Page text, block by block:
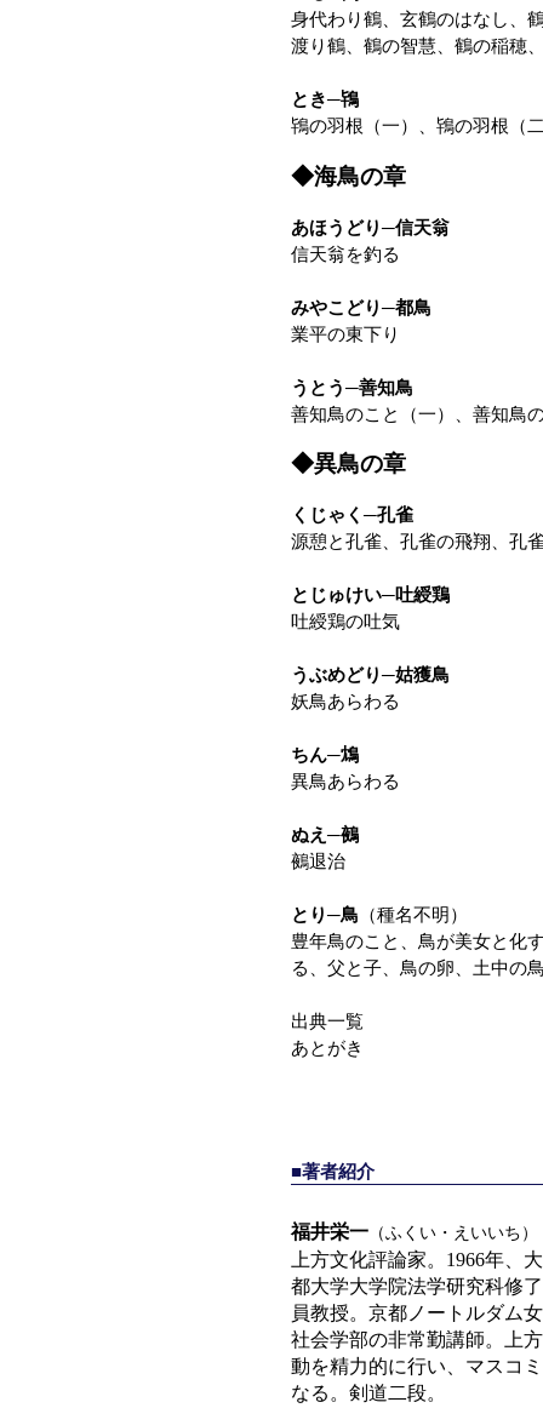
身代わり鶴、玄鶴のはなし、
渡り鶴、鶴の智慧、鶴の稲穂
とき─鴇
鴇の羽根（一）、鴇の羽根（
◆海鳥の章
あほうどり─信天翁
信天翁を釣る
みやこどり─都鳥
業平の東下り
うとう─善知鳥
善知鳥のこと（一）、善知鳥
◆異鳥の章
くじゃく─孔雀
源憩と孔雀、孔雀の飛翔、孔
とじゅけい─吐綬鶏
吐綬鶏の吐気
うぶめどり─姑獲鳥
妖鳥あらわる
ちん─鴆
異鳥あらわる
ぬえ─鵺
鵺退治
とり─鳥 （種名不明）
豊年鳥のこと、鳥が美女と化
る、父と子、鳥の卵、土中の
出典一覧
あとがき
■著者紹介
福井栄一 （ふくい・えいいち）
上方文化評論家。1966年、
都大学大学院法学研究科修
員教授。京都ノートルダム
社会学部の非常勤講師。上
動を精力的に行い、マスコ
なる。剣道二段。